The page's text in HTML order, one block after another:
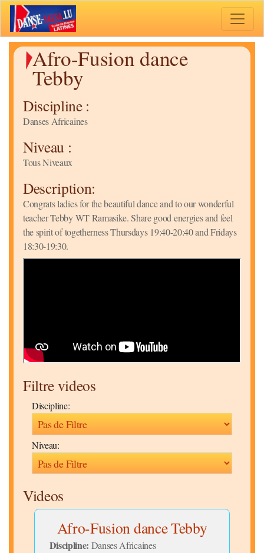
Afro-Fusion dance
Tebby
Discipline :
Danses Africaines
Niveau :
Tous Niveaux
Description:
Congrats ladies for the beautiful dance and to our wonderful
teacher Tebby WT Ramasike. Share good energies and feel
the spirit of togetherness Thursdays 19:40-20:40 and Fridays
18:30-19:30.
Filtre videos
Discipline:
Niveau:
Videos
Afro-Fusion dance Tebby
Discipline: Danses Africaines